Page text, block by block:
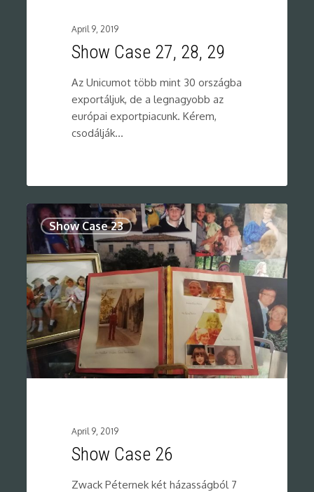
April 9, 2019
Show Case 27, 28, 29
Az Unicumot több mint 30 országba
exportáljuk, de a legnagyobb az
európai exportpiacunk. Kérem,
csodálják…
Show Case 23
April 9, 2019
Show Case 26
Zwack Péternek két házasságból 7
0